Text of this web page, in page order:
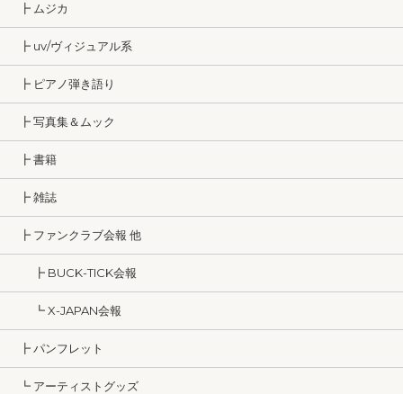
┣ ムジカ
┣ uv/ヴィジュアル系
┣ ピアノ弾き語り
┣ 写真集＆ムック
┣ 書籍
┣ 雑誌
┣ ファンクラブ会報 他
┣ BUCK-TICK会報
┗ X-JAPAN会報
┣ パンフレット
┗ アーティストグッズ